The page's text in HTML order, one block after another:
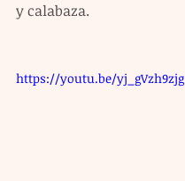
y calabaza.
https://youtu.be/yj_gVzh9zjg